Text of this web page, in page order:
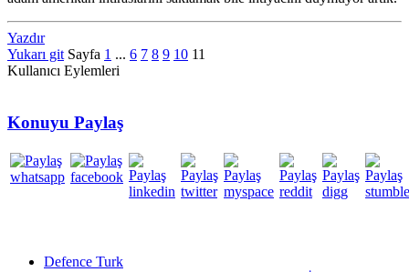
Yazdır
Yukarı git Sayfa 1 ... 6 7 8 9 10 11
Kullanıcı Eylemleri
Konuyu Paylaş
Defence Turk